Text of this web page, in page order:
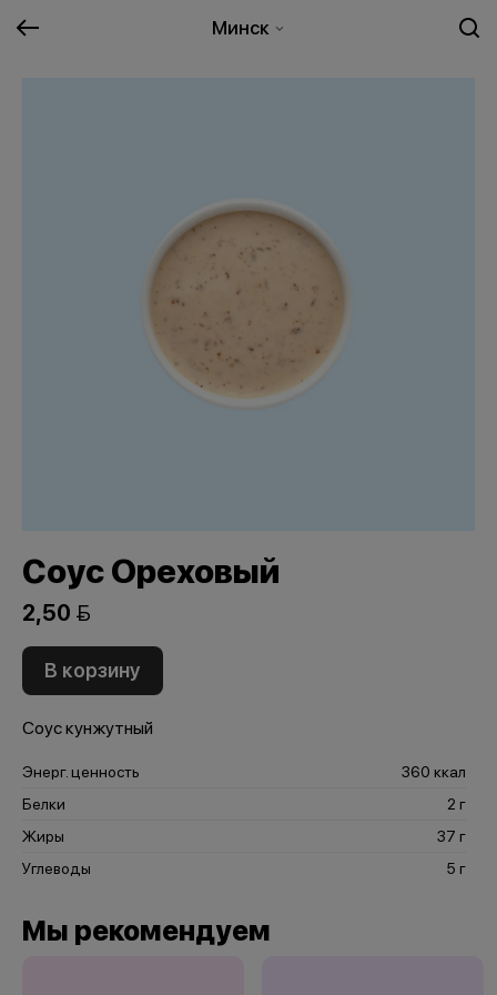
Минск
Соус Ореховый
2,50 
В корзину
Соус кунжутный
Энерг. ценность
360 ккал
Белки
2 г
Жиры
37 г
Углеводы
5 г
Мы рекомендуем